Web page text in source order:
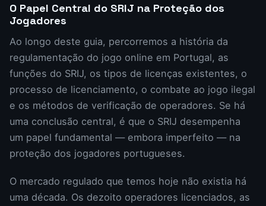
O Papel Central do SRIJ na Proteção dos
Jogadores
Ao longo deste guia, percorremos a história da
regulamentação do jogo online em Portugal, as
funções do SRIJ, os tipos de licenças existentes, o
processo de licenciamento, o combate ao jogo ilegal
e os métodos de verificação de operadores. Se há
uma conclusão central, é que o SRIJ desempenha
um papel fundamental — embora imperfeito — na
proteção dos jogadores portugueses.
O mercado regulado que temos hoje não existia há
uma década. Os dezoito operadores licenciados, as